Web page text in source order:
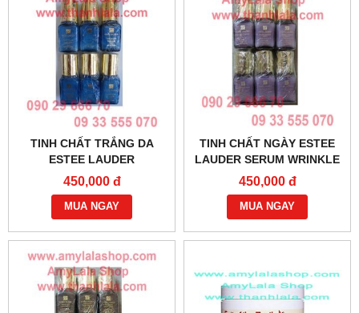
TINH CHẤT TRẮNG DA
ESTEE LAUDER
HYDRATIONIST MOISTURE
SÉRUM ULTRA-
HYDRATATION 7ML -
0933555070
450,000 đ
MUA NGAY
TINH CHẤT NGÀY ESTEE
LAUDER SERUM WRINKLE
LIFTING CORRECTEUR
7ML - 0902966670 -
0933555070
450,000 đ
MUA NGAY